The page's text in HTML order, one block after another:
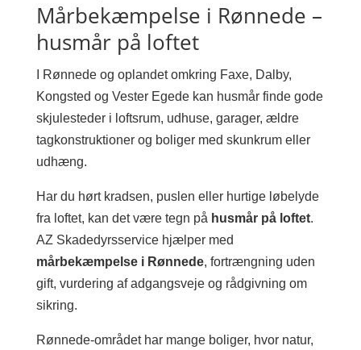
Mårbekæmpelse i Rønnede –
husmår på loftet
I Rønnede og oplandet omkring Faxe, Dalby,
Kongsted og Vester Egede kan husmår finde gode
skjulesteder i loftsrum, udhuse, garager, ældre
tagkonstruktioner og boliger med skunkrum eller
udhæng.
Har du hørt kradsen, puslen eller hurtige løbelyde
fra loftet, kan det være tegn på husmår på loftet.
AZ Skadedyrsservice hjælper med
mårbekæmpelse i Rønnede, fortrængning uden
gift, vurdering af adgangsveje og rådgivning om
sikring.
Rønnede-området har mange boliger, hvor natur,